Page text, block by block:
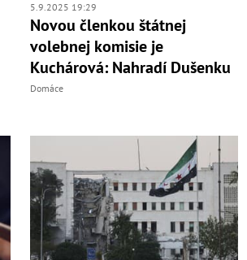
5.9.2025 19:29
Novou členkou štátnej
volebnej komisie je
Kuchárová: Nahradí Dušenku
Domáce